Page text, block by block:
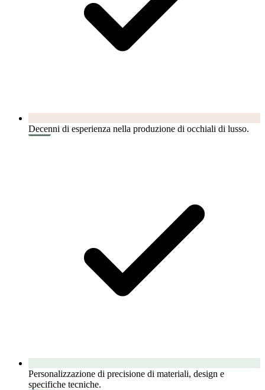
Decenni di esperienza nella produzione di occhiali di lusso.
Personalizzazione di precisione di materiali, design e
specifiche tecniche.